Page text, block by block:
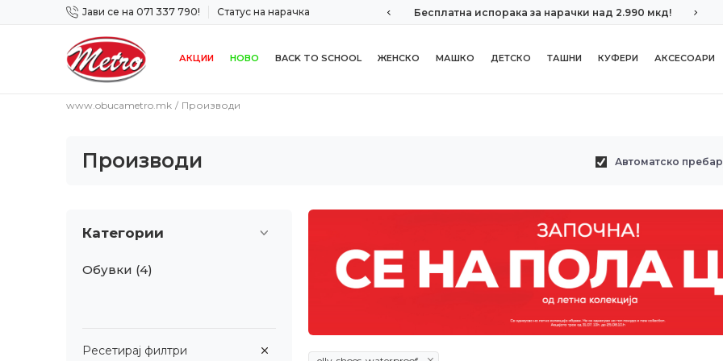
Јави се на 071 337 790! Статус на нарачка
Сигурно плаќање со платежна картичка! Бесплатна испорака за нарачки над 2.990 мкд!
АКЦИИ НОВО BACK TO SCHOOL ЖЕНСКО МАШКО ДЕТСКО ТАШНИ КУФЕРИ АКСЕСОАРИ
www.obucametro.mk Производи
Производи Автоматско
Категории
Обувки (4)
Ресетирај филтри